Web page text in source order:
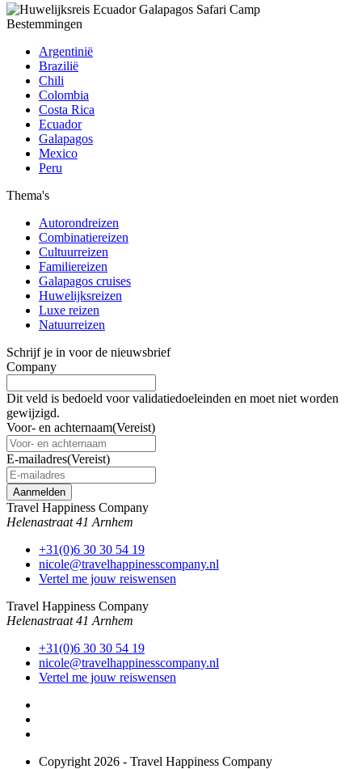
Bestemmingen
Argentinië
Brazilië
Chili
Colombia
Costa Rica
Ecuador
Galapagos
Mexico
Peru
Thema's
Autorondreizen
Combinatiereizen
Cultuurreizen
Familiereizen
Galapagos cruises
Huwelijksreizen
Luxe reizen
Natuurreizen
Schrijf je in voor de nieuwsbrief
Company
Dit veld is bedoeld voor validatiedoeleinden en moet niet worden
gewijzigd.
Voor- en achternaam(Vereist)
E-mailadres(Vereist)
Travel Happiness Company
Helenastraat 41 Arnhem
+31(0)6 30 30 54 19
nicole@travelhappinesscompany.nl
Vertel me jouw reiswensen
Travel Happiness Company
Helenastraat 41 Arnhem
+31(0)6 30 30 54 19
nicole@travelhappinesscompany.nl
Vertel me jouw reiswensen
Copyright 2026 - Travel Happiness Company